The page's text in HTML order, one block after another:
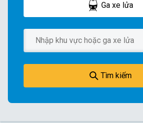
Ga xe lửa
Tìm kiếm